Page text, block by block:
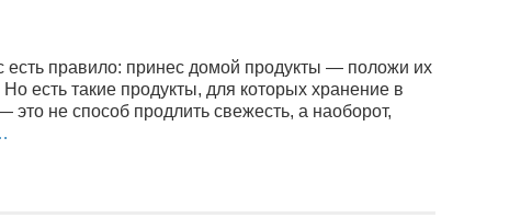
есть правило: принес домой продукты — положи их
есть такие продукты, для которых хранение в
это не способ продлить свежесть, а наоборот,